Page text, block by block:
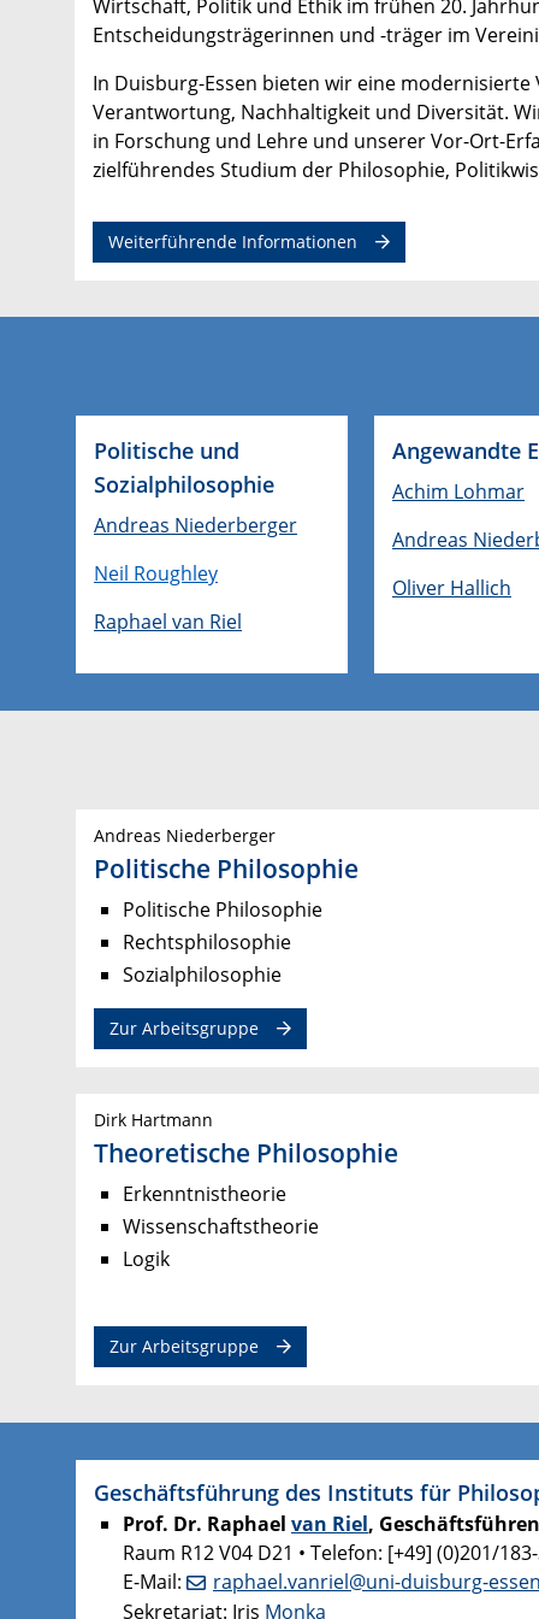
Wirtschaft, Politik und Ethik im frühen 20.
Entscheidungsträgerinnen und -träger im
In Duisburg-Essen bieten wir eine
Verantwortung, Nachhaltigkeit und Diversität.
in Forschung und Lehre und unserer Vor-Ort-
zielführendes Studium der Philosophie,
Weiterführende Informationen
Politische und
Sozialphilosophie
Andreas Niederberger
Neil Roughley
Raphael van Riel
Angewandte
Achim Lohmar
Andreas
Oliver Hallich
Andreas Niederberger
Politische Philosophie
Politische Philosophie
Rechtsphilosophie
Sozialphilosophie
Zur Arbeitsgruppe
Dirk Hartmann
Theoretische Philosophie
Erkenntnistheorie
Wissenschaftstheorie
Logik
Zur Arbeitsgruppe
Geschäftsführung des Instituts für
Prof. Dr. Raphael van Riel,
Raum R12 V04 D21 • Telefon: [+49] (0)201/
E-Mail:
raphael.vanriel@uni-duisburg-
Sekretariat: Iris Monka